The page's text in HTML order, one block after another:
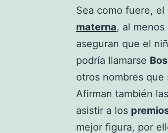
Sea como fuere,
materna, al
aseguran que el
podría llamarse
otros nombres que
Afirman también
asistir a los
mejor figura, por